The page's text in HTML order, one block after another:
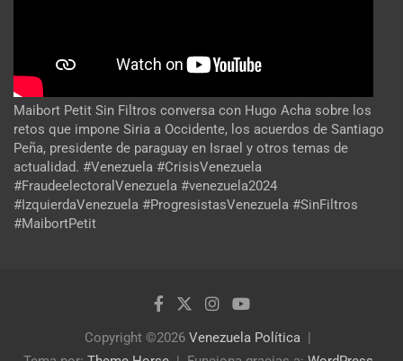
Maibort Petit Sin Filtros conversa con Hugo Acha sobre los
retos que impone Siria a Occidente, los acuerdos de Santiago
Peña, presidente de paraguay en Israel y otros temas de
actualidad. #Venezuela #CrisisVenezuela
#FraudeelectoralVenezuela #venezuela2024
#IzquierdaVenezuela #ProgresistasVenezuela #SinFiltros
#MaibortPetit
Copyright ©2026 Venezuela Política